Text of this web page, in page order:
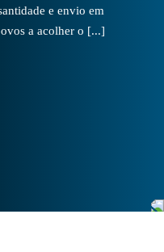
e envio em
a acolher o [...]